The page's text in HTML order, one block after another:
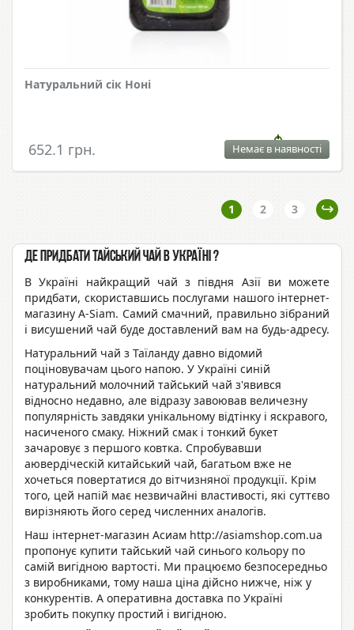
Натуральний сік Ноні
652.1 грн. Немає в наявності
1 2 3
Де придбати тайський чай в Україні ?
В Україні найкращий чай з півдня Азії ви можете
придбати, скориставшись послугами нашого інтернет-
магазину A-Siam. Самий смачний, правильно зібраний
і висушений чай буде доставлений вам на будь-адресу.
Натуральний чай з Таїланду давно відомий
поціновувачам цього напою. У Україні синій
натуральний молочний тайський чай з'явився
відносно недавно, але відразу завоював величезну
популярність завдяки унікальному відтінку і яскравого,
насиченого смаку. Ніжний смак і тонкий букет
зачаровує з першого ковтка. Спробувавши
аювердіческій китайський чай, багатьом вже не
хочеться повертатися до вітчизняної продукції. Крім
того, цей напій має незвичайні властивості, які суттєво
вирізняють його серед численних аналогів.
Наш інтернет-магазин Асиам http://asiamshop.com.ua
пропонує купити тайський чай синього кольору по
самій вигідною вартості. Ми працюємо безпосередньо
з виробниками, тому наша ціна дійсно нижче, ніж у
конкурентів. А оперативна доставка по Україні
зробить покупку простий і вигідною.